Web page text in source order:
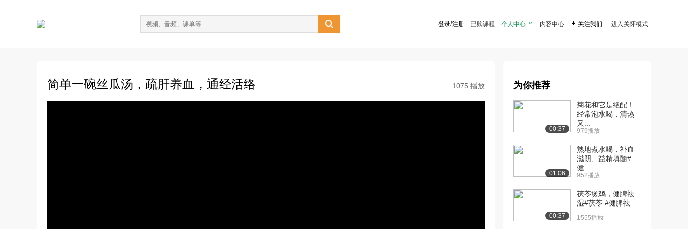
 登录/注册 已购课程 个人中心  内容中心  关注我们 进入关怀模式
简单一碗丝瓜汤，疏肝养血，通经活络 1075 播放 为你推荐
00:37
菊花和它是绝配！
经常泡水喝，清热
又...
979播放
01:06
熟地煮水喝，补血
滋阴、益精填髓#
健...
952播放
00:37
茯苓煲鸡，健脾祛
湿#茯苓 #健脾祛...
1555播放